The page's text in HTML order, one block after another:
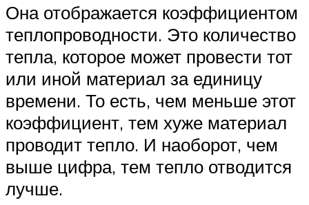
Она отображается коэффициентом
теплопроводности. Это количество
тепла, которое может провести тот
или иной материал за единицу
времени. То есть, чем меньше этот
коэффициент, тем хуже материал
проводит тепло. И наоборот, чем
выше цифра, тем тепло отводится
лучше.